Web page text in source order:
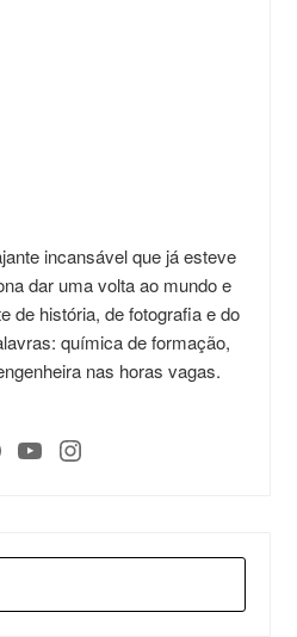
incansável que já esteve
dar uma volta ao mundo e
de história, de fotografia e do
química de formação,
nas horas vagas.